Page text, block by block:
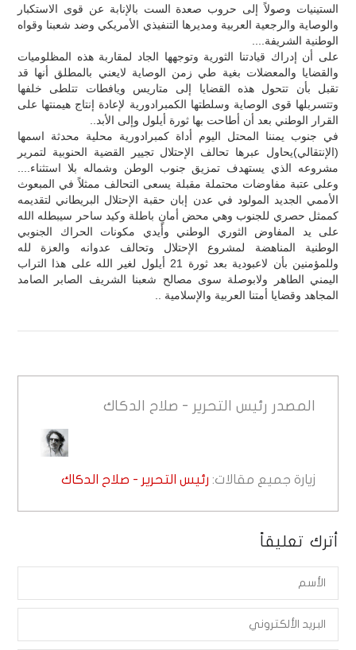
الستينيات وصولاً إلى حروب صعدة الست بالإنابة عن قوى الاستكبار
والوصاية والرجعية العربية ومديرها التنفيذي الأمريكي وضد شعبنا وقواه
الوطنية الشريفة....
على أن إدراك قيادتنا الثورية وتوجهها الجاد لمقاربة هذه المظلوميات
والقضايا والمعضلات بغية طي زمن الوصاية لايعني بالمطلق أنها قد
تقبل بأن تتحول هذه القضايا إلى متاريس ويافطات تتلطى خلفها
وتتسربلها قوى الوصاية وسلطتها الكمبرادورية لإعادة إنتاج هيمنتها على
القرار الوطني بعد أن أطاحت بها ثورة أيلول وإلى الأبد..
في جنوب يمننا المحتل اليوم أداة كمبرادورية محلية محدثة اسمها
(الإنتقالي)يحاول عبرها تحالف الإحتلال تجيير القضية الحنوبية لتمرير
مشروعه الذي يستهدف تمزيق جنوب الوطن وشماله بلا استثناء....
وعلى عتبة مفاوضات محتملة مقبلة يسعى التحالف ممثلاً في المبعوث
الأممي الجديد المولود في عدن إبان حقبة الإحتلال البريطاني لتقديمه
كممثل حصري للجنوب وهي محض أمانٍ باطلة وكيد ساحر سيبطله الله
على يد المفاوض الثوري الوطني وأيدي مكونات الحراك الجنوبي
الوطنية المناهضة لمشروع الإحتلال وتحالف عدوانه والعزة لله
وللمؤمنين بأن لاعبودية بعد ثورة 21 أيلول لغير الله على هذا التراب
اليمني الطاهر ولابوصلة سوى مصالح شعبنا الشريف الصابر الصامد
المجاهد وقضايا أمتنا العربية والإسلامية ..
المصدر رئيس التحرير - صلاح الدكاك
زيارة جميع مقالات: رئيس التحرير - صلاح الدكاك
أترك تعليقاً